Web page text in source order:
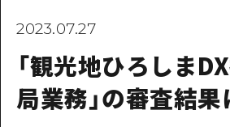
2023.07.27
「観光地ひろしま
局業務」の審査結